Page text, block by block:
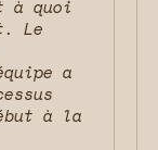
à quoi
Le
a
à la